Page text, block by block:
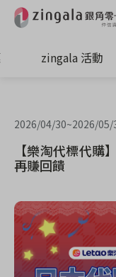
zingala 活動
2026/04/30~2026/05/
【樂淘代標代購
再賺回饋